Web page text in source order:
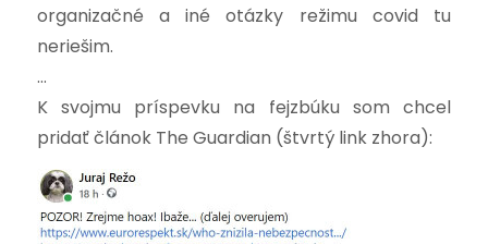
organizačné a iné otázky režimu covid tu
neriešim.
…
K svojmu príspevku na fejzbúku som chcel
pridať článok The Guardian (štvrtý link zhora):